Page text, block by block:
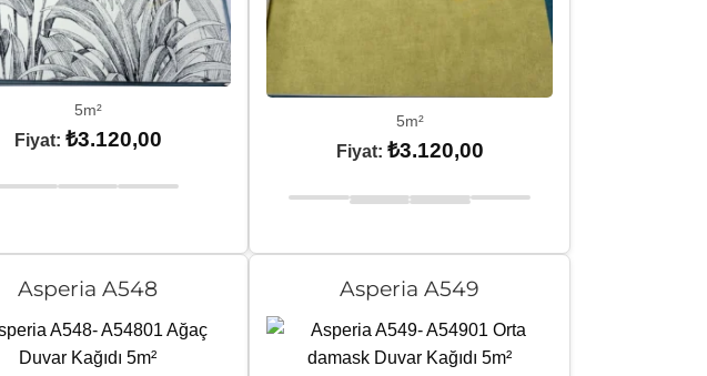
5m²
Fiyat: ₺3.120,00
5m²
Fiyat: ₺3.120,00
Asperia A548 Asperia A549